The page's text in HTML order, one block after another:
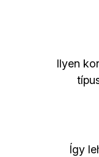
Ilyen
Így